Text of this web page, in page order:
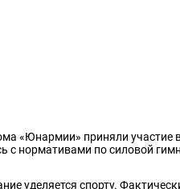
«Юнармии» приняли
с нормативами по силовой
уделяется спорту.